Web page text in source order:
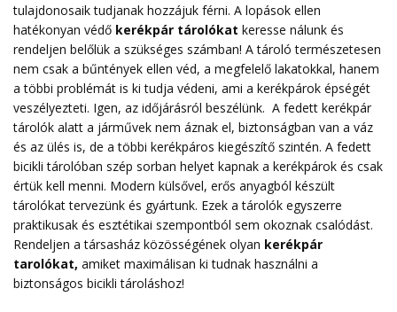
tulajdonosaik tudjanak hozzájuk férni. A lopások ellen
hatékonyan védő kerékpár tárolókat keresse nálunk és
rendeljen belőlük a szükséges számban! A tároló természetesen
nem csak a bűntények ellen véd, a megfelelő lakatokkal, hanem
a többi problémát is ki tudja védeni, ami a kerékpárok épségét
veszélyezteti. Igen, az időjárásról beszélünk. A fedett kerékpár
tárolók alatt a járművek nem áznak el, biztonságban van a váz
és az ülés is, de a többi kerékpáros kiegészítő szintén. A fedett
bicikli tárolóban szép sorban helyet kapnak a kerékpárok és csak
értük kell menni. Modern külsővel, erős anyagból készült
tárolókat tervezünk és gyártunk. Ezek a tárolók egyszerre
praktikusak és esztétikai szempontból sem okoznak csalódást.
Rendeljen a társasház közösségének olyan kerékpár
tarolókat, amiket maximálisan ki tudnak használni a
biztonságos bicikli tároláshoz!